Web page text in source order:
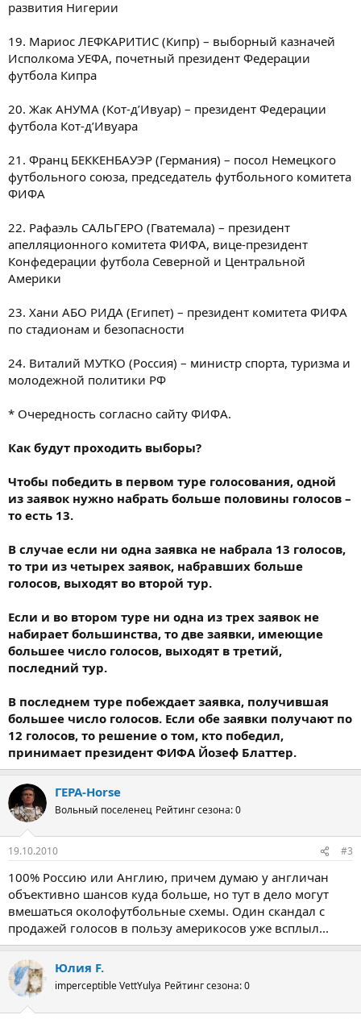
развития Нигерии
19. Мариос ЛЕФКАРИТИС (Кипр) – выборный казначей
Исполкома УЕФА, почетный президент Федерации
футбола Кипра
20. Жак АНУМА (Кот-д’Ивуар) – президент Федерации
футбола Кот-д’Ивуара
21. Франц БЕККЕНБАУЭР (Германия) – посол Немецкого
футбольного союза, председатель футбольного комитета
ФИФА
22. Рафаэль САЛЬГЕРО (Гватемала) – президент
апелляционного комитета ФИФА, вице-президент
Конфедерации футбола Северной и Центральной
Америки
23. Хани АБО РИДА (Египет) – президент комитета ФИФА
по стадионам и безопасности
24. Виталий МУТКО (Россия) – министр спорта, туризма и
молодежной политики РФ
* Очередность согласно сайту ФИФА.
Как будут проходить выборы?
Чтобы победить в первом туре голосования, одной
из заявок нужно набрать больше половины голосов –
то есть 13.
В случае если ни одна заявка не набрала 13 голосов,
то три из четырех заявок, набравших больше
голосов, выходят во второй тур.
Если и во втором туре ни одна из трех заявок не
набирает большинства, то две заявки, имеющие
большее число голосов, выходят в третий,
последний тур.
В последнем туре побеждает заявка, получившая
большее число голосов. Если обе заявки получают по
12 голосов, то решение о том, кто победил,
принимает президент ФИФА Йозеф Блаттер.
ГЕРА-Horse
Вольный поселенец Рейтинг сезона: 0
19.10.2010 #3
100% Россию или Англию, причем думаю у англичан
объективно шансов куда больше, но тут в дело могут
вмешаться околофутбольные схемы. Один скандал с
продажей голосов в пользу америкосов уже всплыл...
Юлия F.
imperceptible VettYulya Рейтинг сезона: 0